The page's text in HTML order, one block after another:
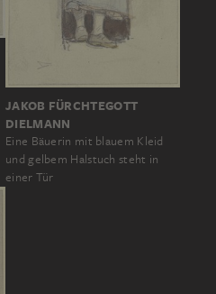
JAKOB FÜRCHTEGOTT
DIELMANN
Eine Bäuerin mit blauem Kleid
und gelbem Halstuch steht in
einer Tür